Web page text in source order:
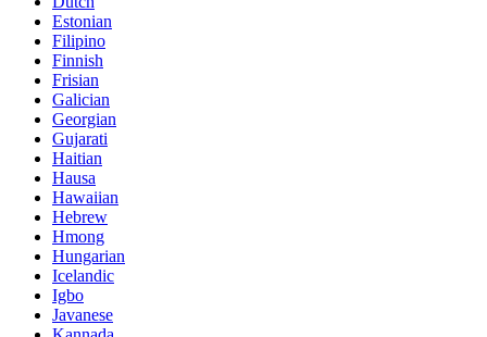
Estonian
Filipino
Finnish
Frisian
Galician
Georgian
Gujarati
Haitian
Hausa
Hawaiian
Hebrew
Hmong
Hungarian
Icelandic
Igbo
Javanese